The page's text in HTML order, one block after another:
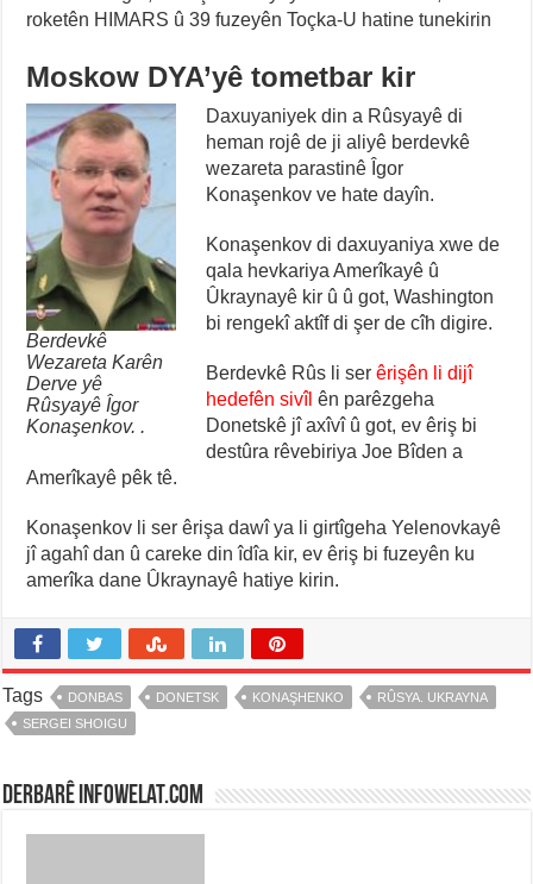
roketên HIMARS û 39 fuzeyên Toçka-U hatine tunekirin
Moskow DYA’yê tometbar kir
Berdevkê
Wezareta Karên
Derve yê
Rûsyayê Îgor
Konaşenkov. .
Daxuyaniyek din a Rûsyayê di
heman rojê de ji aliyê berdevkê
wezareta parastinê Îgor
Konaşenkov ve hate dayîn.
Konaşenkov di daxuyaniya xwe de
qala hevkariya Amerîkayê û
Ûkraynayê kir û û got, Washington
bi rengekî aktîf di şer de cîh digire.
Berdevkê Rûs li serêrişên li dijî
hedefên sivîl ên parêzgeha
Donetskê jî axîvî û got, ev êriş bi
destûra rêvebiriya Joe Bîden a
Amerîkayê pêk tê.
Konaşenkov li ser êrişa dawî ya li girtîgeha Yelenovkayê
jî agahî dan û careke din îdîa kir, ev êriş bi fuzeyên ku
amerîka dane Ûkraynayê hatiye kirin.
Tags DONBAS DONETSK KONAŞHENKO
RÛSYA. UKRAYNA
SERGEI SHOIGU
Derbarê infowelat.com